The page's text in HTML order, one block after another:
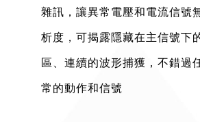
雜訊，讓異常電壓和電流信號
析度，可揭露隱藏在主信號下
區、連續的波形捕獲，不錯過
常的動作和信號